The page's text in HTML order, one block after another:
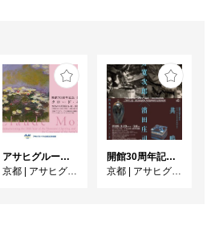
アサヒグループ大山崎山荘美術館 開館30周年記念展「没後100年 クロード・モネ」
京都 | アサヒグループ大山崎山荘美術館
開館30周年記念 山本爲三郎・河井寬次郎没後60年記念 「共鳴 河井寬次郎 × 濱田庄司 ー山本爲三郎コレクションより」
京都 | アサヒグループ大山崎山荘美術館